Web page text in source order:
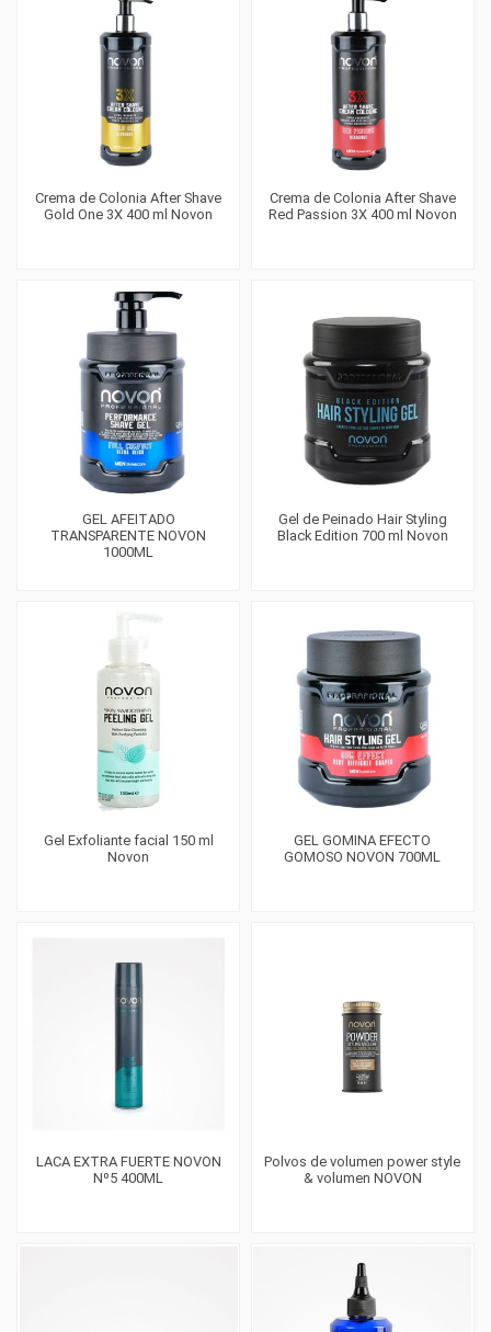
Crema de Colonia After Shave
Gold One 3X 400 ml Novon
Crema de Colonia After Shave
Red Passion 3X 400 ml Novon
GEL AFEITADO
TRANSPARENTE NOVON
1000ML
Gel de Peinado Hair Styling
Black Edition 700 ml Novon
Gel Exfoliante facial 150 ml
Novon
GEL GOMINA EFECTO
GOMOSO NOVON 700ML
LACA EXTRA FUERTE NOVON
Nº5 400ML
Polvos de volumen power style
& volumen NOVON